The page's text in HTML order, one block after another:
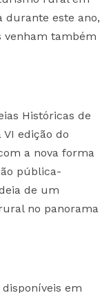
durante este ano,
venham também
Históricas de
edição do
a nova forma
pública-
de um
no panorama
disponíveis em